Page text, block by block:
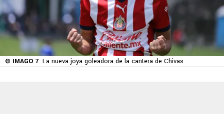
© IMAGO 7 La nueva joya goleadora de la cantera de Chivas